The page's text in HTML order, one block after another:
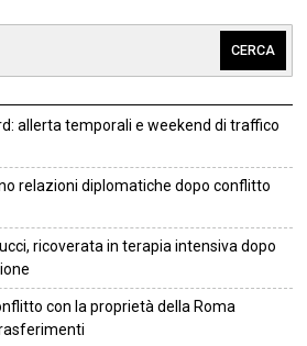
CERCA
allerta temporali e weekend di traffico
relazioni diplomatiche dopo conflitto
ricoverata in terapia intensiva dopo
con la proprietà della Roma